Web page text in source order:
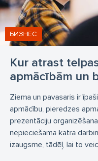
обувной магазин
уход за
Kur atrast
apmācībām un
БИЗНЕС
Ziema un pavasaris ir
apmācību, pieredzes
prezentāciju
nepieciešama katra
izaugsme, tādēļ, lai to